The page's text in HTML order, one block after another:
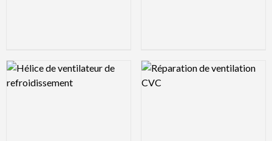
Logo Preview Image Logo Preview Image